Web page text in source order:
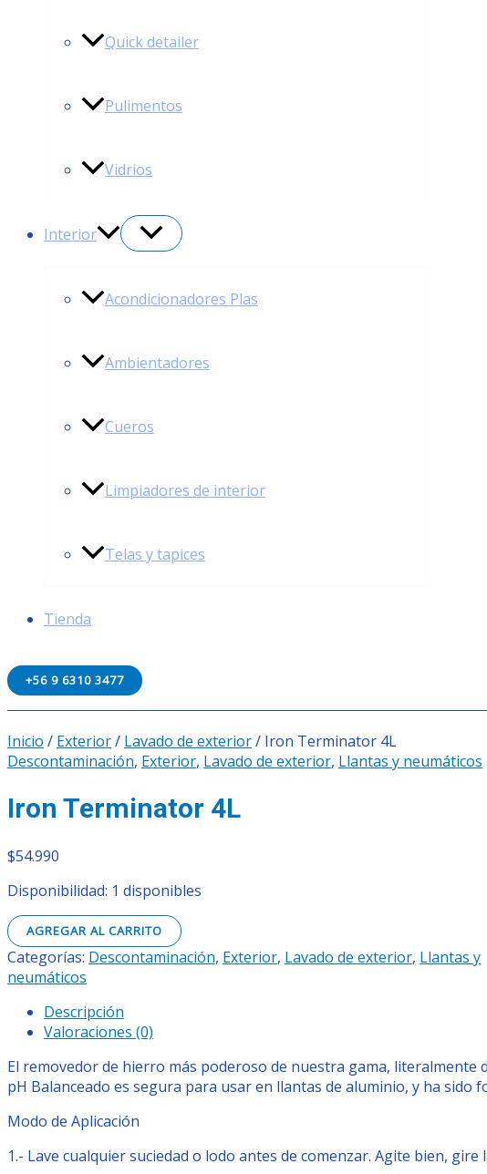
Quick detailer
Pulimentos
Vidrios
Interior
Acondicionadores Plas
Ambientadores
Cueros
Limpiadores de interior
Telas y tapices
Tienda
+56 9 6310 3477
Inicio / Exterior/ Lavado de exterior/ Iron Terminator 4L
Descontaminación, Exterior, Lavado de exterior, Llantas y neumáticos
Iron Terminator 4L
$54.990
Disponibilidad: 1 disponibles
AGREGAR AL CARRITO
Categorías: Descontaminación, Exterior, Lavado de exterior, Llantas y
neumáticos
Descripción
Valoraciones (0)
El removedor de hierro más poderoso de nuestra gama, literalmente
pH Balanceado es segura para usar en llantas de aluminio, y ha
Modo de Aplicación
1.- Lave cualquier suciedad o lodo antes de comenzar. Agite bien,